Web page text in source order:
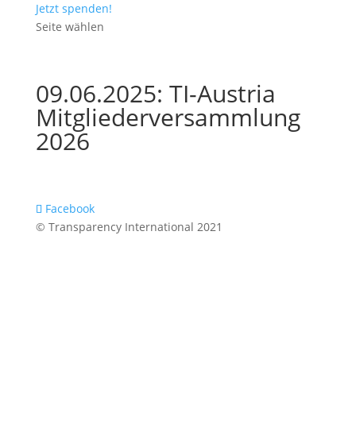
Jetzt spenden!
Seite wählen
09.06.2025: TI-Austria
Mitgliederversammlung
2026
Facebook
© Transparency International 2021